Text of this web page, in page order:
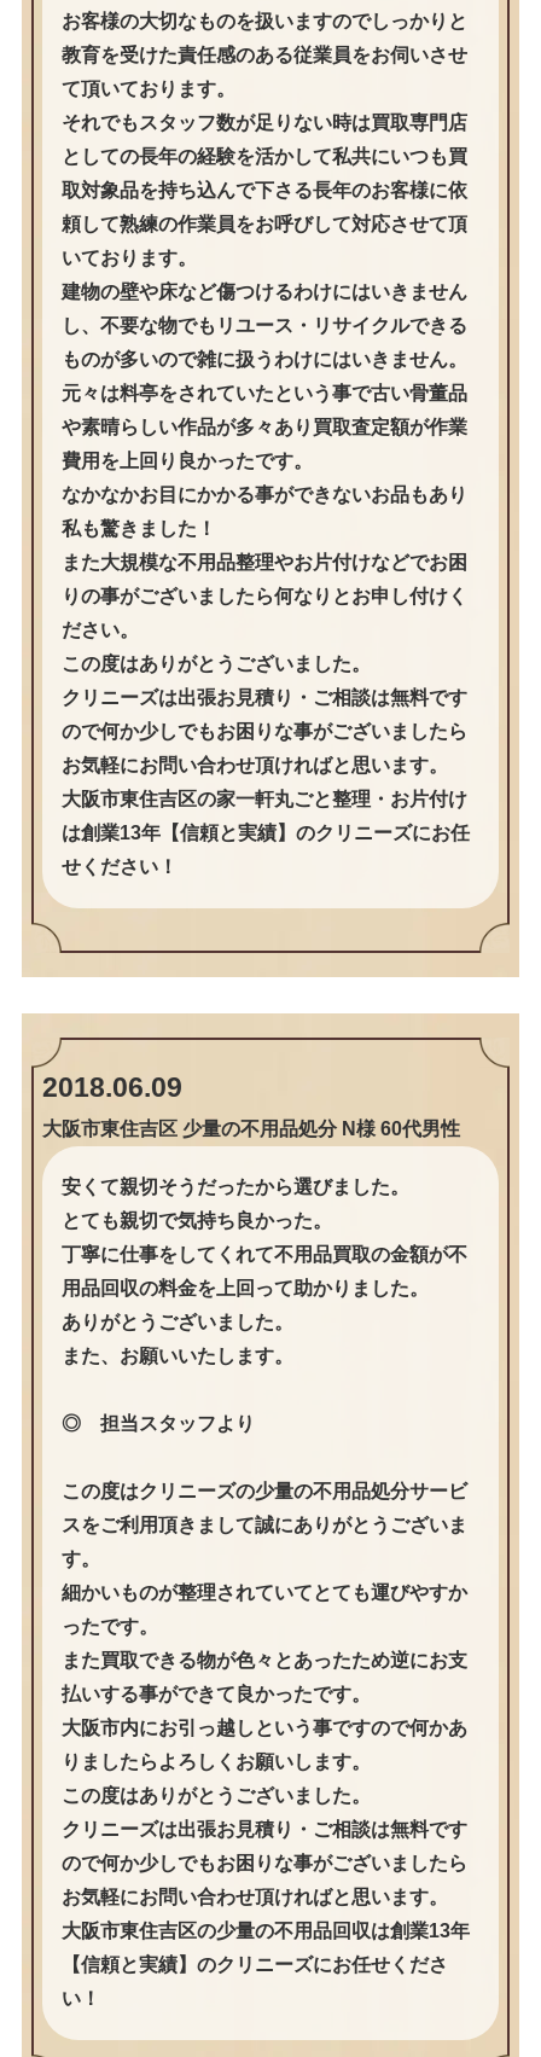
お客様の大切なものを扱いますのでしっかりと
教育を受けた責任感のある従業員をお伺いさせ
て頂いております。
それでもスタッフ数が足りない時は買取専門店
としての長年の経験を活かして私共にいつも買
取対象品を持ち込んで下さる長年のお客様に依
頼して熟練の作業員をお呼びして対応させて頂
いております。
建物の壁や床など傷つけるわけにはいきません
し、不要な物でもリユース・リサイクルできる
ものが多いので雑に扱うわけにはいきません。
元々は料亭をされていたという事で古い骨董品
や素晴らしい作品が多々あり買取査定額が作業
費用を上回り良かったです。
なかなかお目にかかる事ができないお品もあり
私も驚きました！
また大規模な不用品整理やお片付けなどでお困
りの事がございましたら何なりとお申し付けく
ださい。
この度はありがとうございました。
クリニーズは出張お見積り・ご相談は無料です
ので何か少しでもお困りな事がございましたら
お気軽にお問い合わせ頂ければと思います。
大阪市東住吉区の家一軒丸ごと整理・お片付け
は創業13年【信頼と実績】のクリニーズにお任
せください！
2018.06.09
大阪市東住吉区 少量の不用品処分 N様 60代男性
安くて親切そうだったから選びました。
とても親切で気持ち良かった。
丁寧に仕事をしてくれて不用品買取の金額が不
用品回収の料金を上回って助かりました。
ありがとうございました。
また、お願いいたします。
◎ 担当スタッフより
この度はクリニーズの少量の不用品処分サービ
スをご利用頂きまして誠にありがとうございま
す。
細かいものが整理されていてとても運びやすか
ったです。
また買取できる物が色々とあったため逆にお支
払いする事ができて良かったです。
大阪市内にお引っ越しという事ですので何かあ
りましたらよろしくお願いします。
この度はありがとうございました。
クリニーズは出張お見積り・ご相談は無料です
ので何か少しでもお困りな事がございましたら
お気軽にお問い合わせ頂ければと思います。
大阪市東住吉区の少量の不用品回収は創業13年
【信頼と実績】のクリニーズにお任せくださ
い！